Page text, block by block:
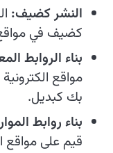
النشر كضيف:
كضيف في
بناء الروابط
مواقع
بك كبديل.
بناء روابط
قيم على مواقع